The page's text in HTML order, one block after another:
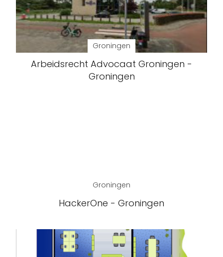
Groningen
Arbeidsrecht Advocaat Groningen -
Groningen
Groningen
HackerOne - Groningen